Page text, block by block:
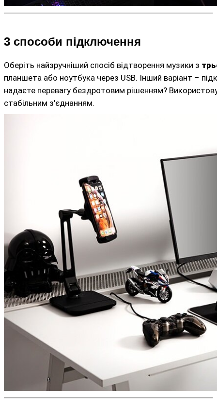
3 способи підключення
Оберіть найзручніший спосіб відтворення музики з
планшета або ноутбука через USB. Інший варіант –
надаєте перевагу бездротовим рішенням?
стабільним з'єднанням.